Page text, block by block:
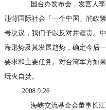
国台办发布会，发言人
违背国际社会「一个中国」的政
号决议，我们予以反对并谴责。
海形势及其发展趋势，确定今后
要求和主要任务。对台湾军方如
玩火自焚。
2008.9.26
海峡交流基金会董事长